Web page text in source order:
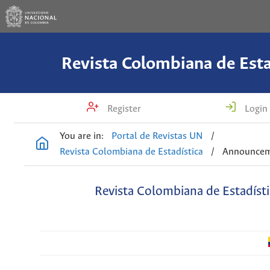
Revista Colombiana de
Register Login
You are in: Portal de Revistas UN
/
Revista Colombiana de Estadística
/
Revista Colombiana de